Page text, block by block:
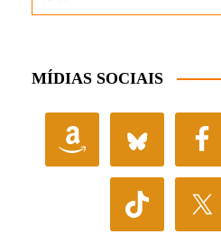
MÍDIAS SOCIAIS